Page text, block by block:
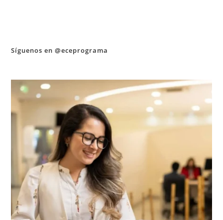
Síguenos en @eceprograma